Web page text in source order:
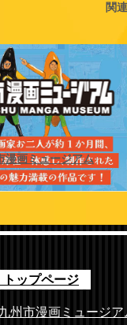
関
漫画ミュージアム
ップページ
州市漫画ミュージア